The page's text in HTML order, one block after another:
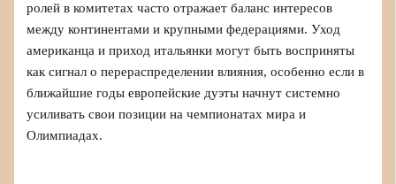
ролей в комитетах часто отражает баланс интересов
между континентами и крупными федерациями. Уход
американца и приход итальянки могут быть восприняты
как сигнал о перераспределении влияния, особенно если в
ближайшие годы европейские дуэты начнут системно
усиливать свои позиции на чемпионатах мира и
Олимпиадах.